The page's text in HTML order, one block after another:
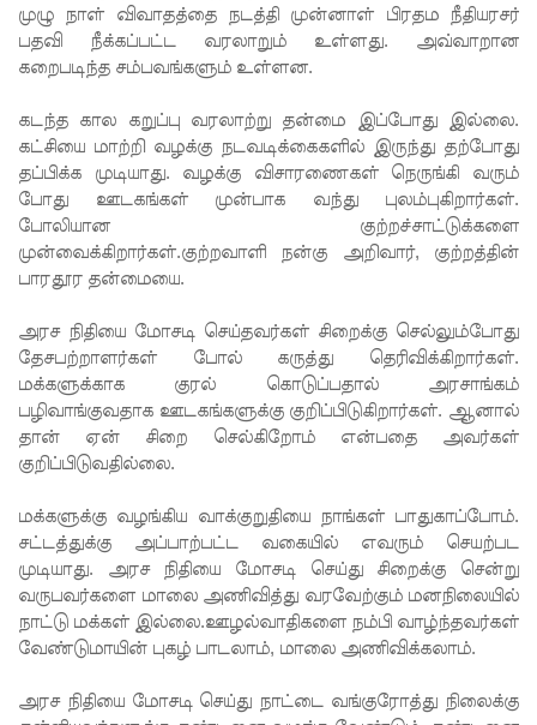
சாட்சியம
ளிக்க
உத்தரவு!
நேற்றைய
மெகசின்
சிறை
கைதி
ஒருவர்
பலி!
நாட்டில்
சிறைக்கல
வரங்கள் -
முப்படையி
விடுக்கப்ப
முழு நாள் விவாதத்தை நடத்தி முன்னாள் பிரதம நீதியரசர்
பதவி நீக்கப்பட்ட வரலாறும் உள்ளது. அவ்வாறான
கறைபடிந்த சம்பவங்களும் உள்ளன.
கடந்த கால கறுப்பு வரலாற்று தன்மை இப்போது இல்லை.
கட்சியை மாற்றி வழக்கு நடவடிக்கைகளில் இருந்து தற்போது
தப்பிக்க முடியாது. வழக்கு விசாரணைகள் நெருங்கி வரும்
போது ஊடகங்கள் முன்பாக வந்து புலம்புகிறார்கள்.
போலியான குற்றச்சாட்டுக்களை
முன்வைக்கிறார்கள்.குற்றவாளி நன்கு அறிவார், குற்றத்தின்
பாரதூர தன்மையை.
அரச நிதியை மோசடி செய்தவர்கள் சிறைக்கு செல்லும்போது
தேசபற்றாளர்கள் போல் கருத்து தெரிவிக்கிறார்கள்.
மக்களுக்காக குரல் கொடுப்பதால் அரசாங்கம்
பழிவாங்குவதாக ஊடகங்களுக்கு குறிப்பிடுகிறார்கள். ஆனால்
தான் ஏன் சிறை செல்கிறோம் என்பதை அவர்கள்
குறிப்பிடுவதில்லை.
மக்களுக்கு வழங்கிய வாக்குறுதியை நாங்கள் பாதுகாப்போம்.
சட்டத்துக்கு அப்பாற்பட்ட வகையில் எவரும் செயற்பட
முடியாது. அரச நிதியை மோசடி செய்து சிறைக்கு சென்று
வருபவர்களை மாலை அணிவித்து வரவேற்கும் மனநிலையில்
நாட்டு மக்கள் இல்லை.ஊழல்வாதிகளை நம்பி வாழ்ந்தவர்கள்
வேண்டுமாயின் புகழ் பாடலாம், மாலை அணிவிக்கலாம்.
அரச நிதியை மோசடி செய்து நாட்டை வங்குரோத்து நிலைக்கு